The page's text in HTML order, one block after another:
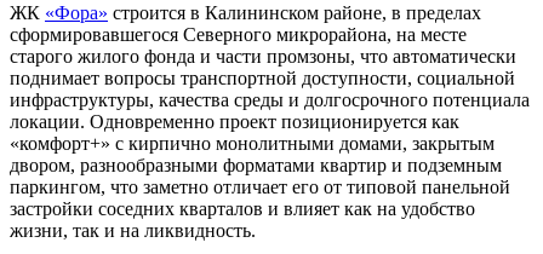
ЖК «Фора» строится в Калининском районе, в пределах
сформировавшегося Северного микрорайона, на месте
старого жилого фонда и части промзоны, что автоматически
поднимает вопросы транспортной доступности, социальной
инфраструктуры, качества среды и долгосрочного потенциала
локации. Одновременно проект позиционируется как
«комфорт+» с кирпично монолитными домами, закрытым
двором, разнообразными форматами квартир и подземным
паркингом, что заметно отличает его от типовой панельной
застройки соседних кварталов и влияет как на удобство
жизни, так и на ликвидность.